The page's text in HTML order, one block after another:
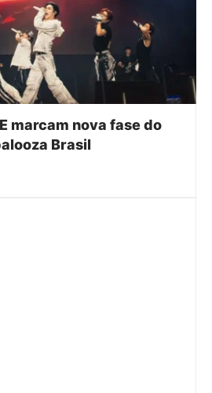
marcam nova fase do
Brasil